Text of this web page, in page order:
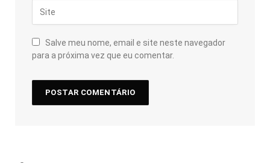
Salve meu nome, email e site neste navegador
para a próxima vez que eu comentar.